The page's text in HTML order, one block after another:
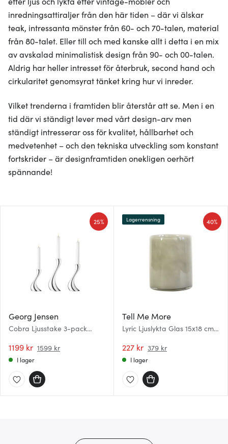
inredningsattiraljer från den här tiden – där vi älskar
teak, intressanta mönster från 60- och 70-talen, material
från 80-talet. Eller till och med kanske allt i detta i en mix
av avskalad minimalistisk design från 90- och 00-talen.
Aldrig har heller intresset för återbruk, second hand och
cirkularitet genomsyrat tänket kring hur vi inreder.
Vilket trenderna i framtiden blir återstår att se. Men i en
tid där vi ständigt lever med vårt design-arv men
ständigt intresserar oss för kvalitet, hållbarhet och
medvetenhet – och den tekniska utveckling som konstant
fortskrider – är designframtiden onekligen oerhört
spännande!
Georg Jensen
Cobra Ljusstake 3-pack
1199 kr 1599 kr
25%
I lager
Tell Me More
Lyric Ljuslykta Glas 15x18 cm
227 kr 379 kr
40%
Lagerrensning
I lager